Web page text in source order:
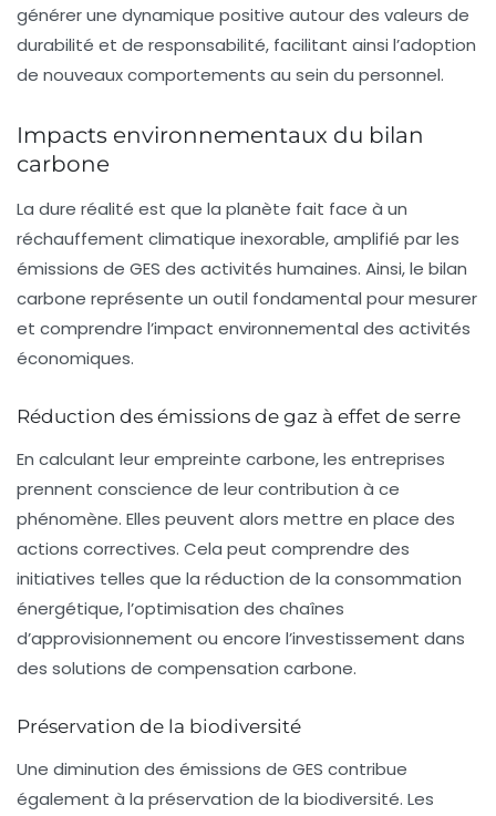
générer une dynamique positive autour des valeurs de
durabilité et de responsabilité, facilitant ainsi l’adoption
de nouveaux comportements au sein du personnel.
Impacts environnementaux du bilan
carbone
La dure réalité est que la planète fait face à un
réchauffement climatique inexorable, amplifié par les
émissions de GES des activités humaines. Ainsi, le bilan
carbone représente un outil fondamental pour mesurer
et comprendre l’impact environnemental des activités
économiques.
Réduction des émissions de gaz à effet de serre
En calculant leur empreinte carbone, les entreprises
prennent conscience de leur contribution à ce
phénomène. Elles peuvent alors mettre en place des
actions correctives. Cela peut comprendre des
initiatives telles que la réduction de la consommation
énergétique, l’optimisation des chaînes
d’approvisionnement ou encore l’investissement dans
des solutions de compensation carbone.
Préservation de la biodiversité
Une diminution des émissions de GES contribue
également à la préservation de la biodiversité. Les